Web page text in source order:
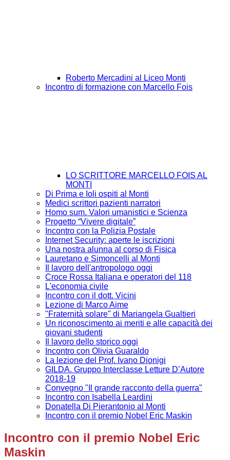
Roberto Mercadini al Liceo Monti
Incontro di formazione con Marcello Fois
LO SCRITTORE MARCELLO FOIS AL
MONTI
Di Prima e Ioli ospiti al Monti
Medici scrittori pazienti narratori
Homo sum. Valori umanistici e Scienza
Progetto “Vivere digitale”
Incontro con la Polizia Postale
Internet Security: aperte le iscrizioni
Una nostra alunna al corso di Fisica
Lauretano e Simoncelli al Monti
Il lavoro dell'antropologo oggi
Croce Rossa Italiana e operatori del 118
L'economia civile
Incontro con il dott. Vicini
Lezione di Marco Aime
"Fraternità solare" di Mariangela Gualtieri
Un riconoscimento ai meriti e alle capacità dei
giovani studenti
Il lavoro dello storico oggi
Incontro con Olivia Guaraldo
La lezione del Prof. Ivano Dionigi
GILDA. Gruppo Interclasse Letture D’Autore
2018-19
Convegno "Il grande racconto della guerra"
Incontro con Isabella Leardini
Donatella Di Pierantonio al Monti
Incontro con il premio Nobel Eric Maskin
Incontro con il premio Nobel Eric
Maskin